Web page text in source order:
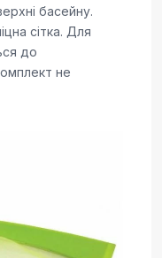
басейну.
сітка. Для
до
не